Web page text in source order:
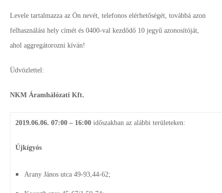
Levele tartalmazza az Ön nevét, telefonos elérhetőségét, továbbá azon
felhasználási hely címét és 0400-val kezdődő 10 jegyű azonosítóját,
ahol aggregátorozni kíván!
Üdvözlettel:
NKM Áramhálózati Kft.
2019.06.06. 07:00 – 16:00 időszakban az alábbi területeken:
Újkígyós
Arany János utca 49-93,44-62;